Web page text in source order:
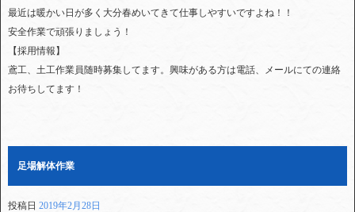
最近は暖かい日が多く大分春めいてきて仕事しやすいですよね！！
安全作業で頑張りましょう！
【採用情報】
鳶工、土工作業員随時募集してます。興味がある方は電話、メールにての連絡
お待ちしてます！
足場解体作業
投稿日 2019年2月28日